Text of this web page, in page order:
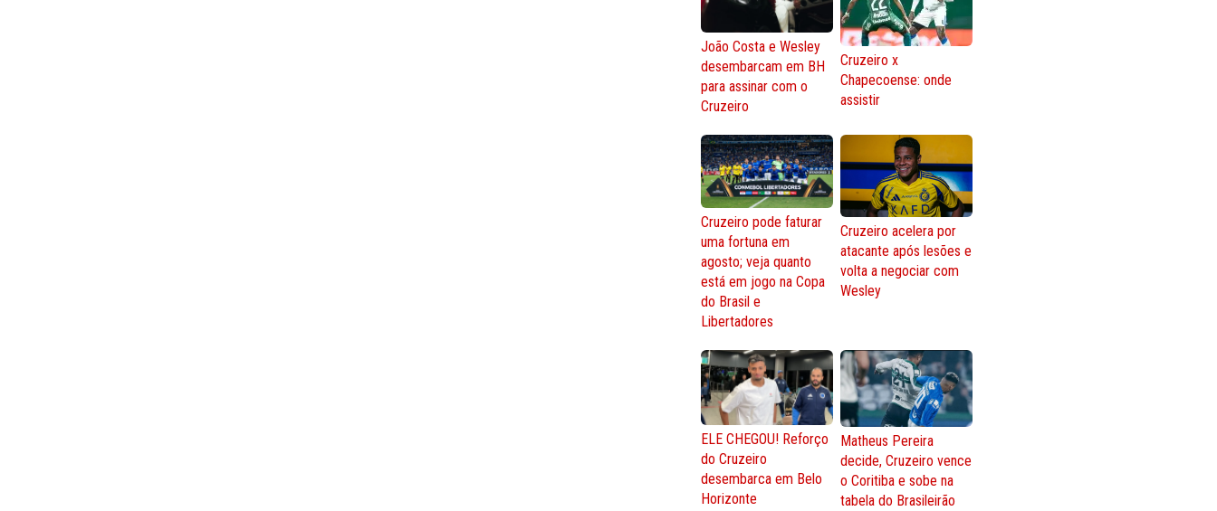
João Costa e Wesley
desembarcam em BH
para assinar com o
Cruzeiro
Cruzeiro x
Chapecoense: onde
assistir
Cruzeiro pode faturar
uma fortuna em
agosto; veja quanto
está em jogo na Copa
do Brasil e
Libertadores
Cruzeiro acelera por
atacante após lesões e
volta a negociar com
Wesley
ELE CHEGOU! Reforço
do Cruzeiro
desembarca em Belo
Horizonte
Matheus Pereira
decide, Cruzeiro vence
o Coritiba e sobe na
tabela do Brasileirão